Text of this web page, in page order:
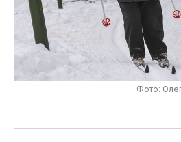
НЕФТЕХИМИЯ
НЕФТЬ
ОПК
РОЗНИЧНАЯ ТОРГОВЛЯ
ТРАНСПОРТ
НОВОСТИ ТЕХНОЛОГИЙ
IT
МЕРОПРИЯТИЯ
НОВОСТИ МЕРОПРИЯТИЙ
ВЫЕЗДНАЯ РЕДАКЦИЯ
СПОРТ
Фото: